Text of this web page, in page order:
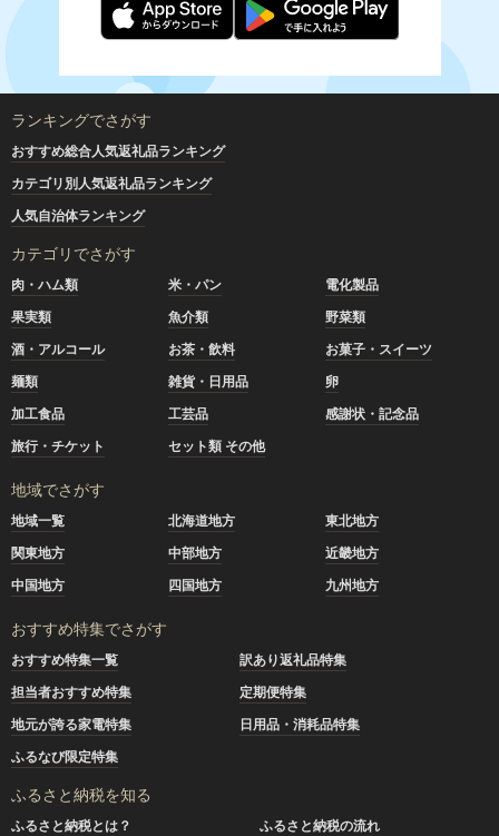
ランキングでさがす
おすすめ総合人気返礼品ランキング
カテゴリ別人気返礼品ランキング
人気自治体ランキング
カテゴリでさがす
肉・ハム類 米・パン
電化製品
果実類
魚介類
野菜類
酒・アルコール
お茶・飲料
お菓子・スイーツ
麺類
雑貨・日用品
卵
加工食品
工芸品
感謝状・記念品
旅行・チケット
セット類 その他
地域でさがす
地域一覧 北海道地方
東北地方
関東地方
中部地方
近畿地方
中国地方
四国地方 九州地方
おすすめ特集でさがす
おすすめ特集一覧
訳あり返礼品特集
担当者おすすめ特集
定期便特集
地元が誇る家電特集
日用品・消耗品特集
ふるなび限定特集
ふるさと納税を知る
ふるさと納税とは？
ふるさと納税の流れ